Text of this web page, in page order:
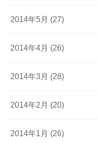
2014年5月 (27)
2014年4月 (26)
2014年3月 (28)
2014年2月 (20)
2014年1月 (26)